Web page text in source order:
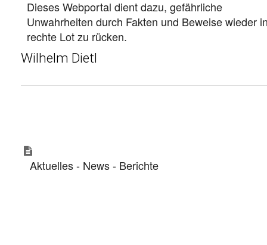
Dieses Webportal dient dazu, gefährliche
Unwahrheiten durch Fakten und Beweise wieder
rechte Lot zu rücken.
Wilhelm Dietl
Aktuelles - News- Berichte